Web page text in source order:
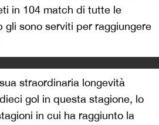
in 104 match di tutte le
sono serviti per raggiungere
straordinaria longevità
gol in questa stagione, lo
in cui ha raggiunto la